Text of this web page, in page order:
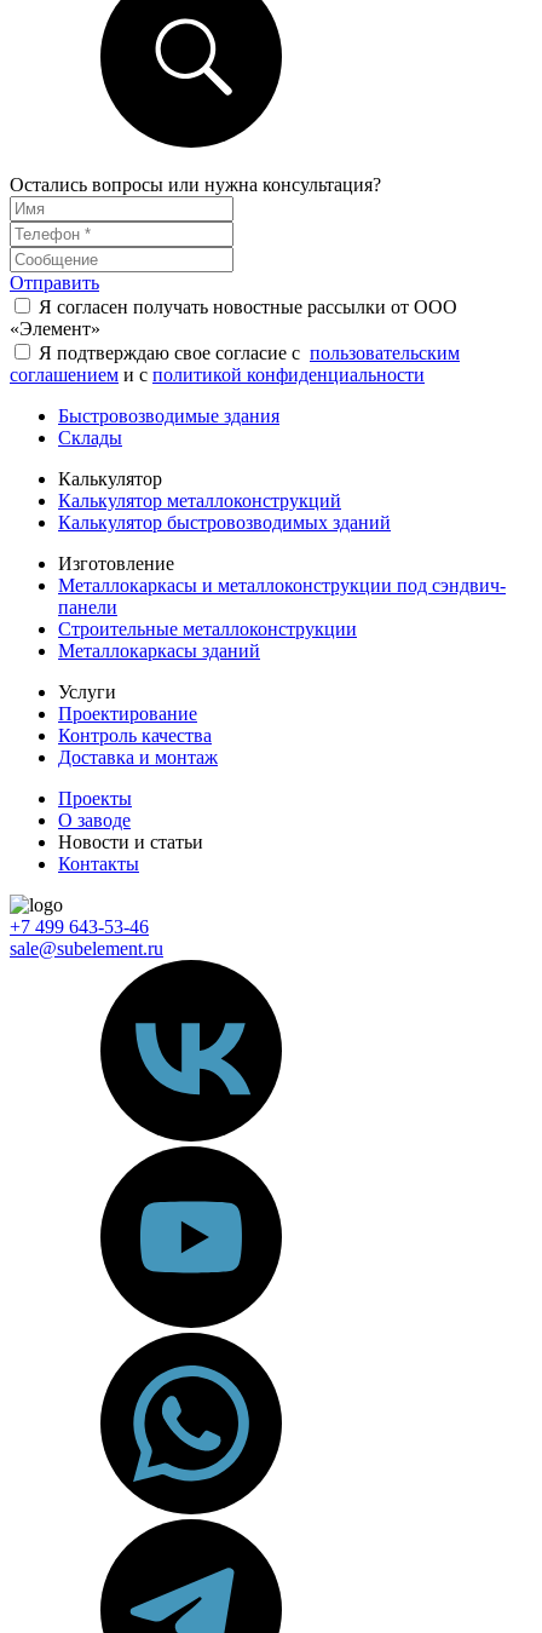
Остались вопросы или нужна консультация?
Отправить
Я согласен получать новостные рассылки от ООО
«Элемент»
Я подтверждаю свое согласие с пользовательским
соглашением и с политикой конфиденциальности
Быстровозводимые здания
Склады
Калькулятор
Калькулятор металлоконструкций
Калькулятор быстровозводимых зданий
Изготовление
Металлокаркасы и металлоконструкции под сэндвич-
панели
Строительные металлоконструкции
Металлокаркасы зданий
Услуги
Проектирование
Контроль качества
Доставка и монтаж
Проекты
О заводе
Новости и статьи
Контакты
+7 499 643-53-46
sale@subelement.ru